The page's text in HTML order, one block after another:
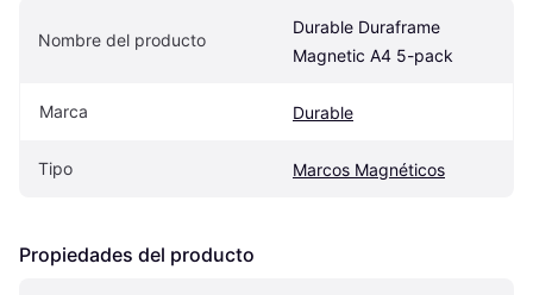
Nombre del producto
Durable Duraframe
Magnetic A4 5-pack
Marca Durable
Tipo Marcos Magnéticos
Propiedades del producto